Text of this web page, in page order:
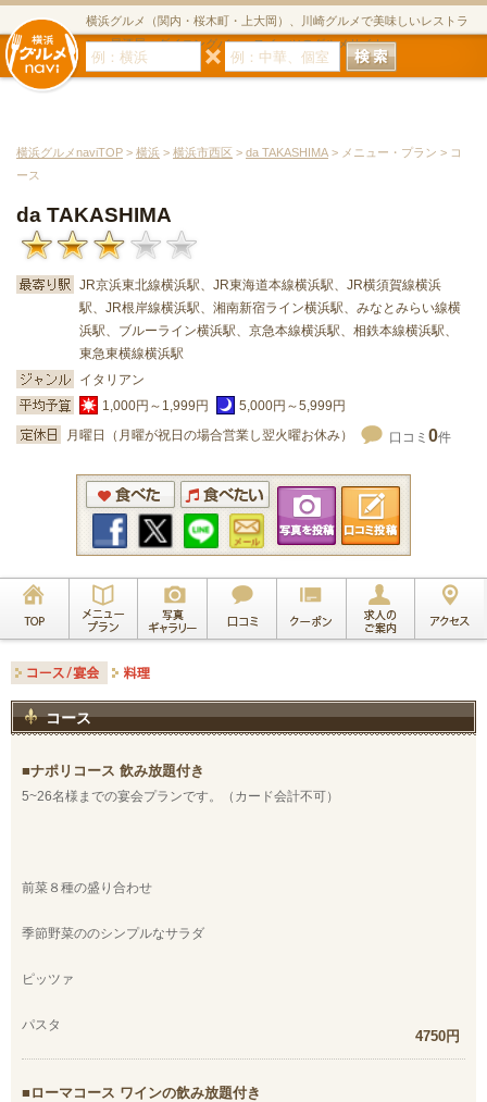
横浜グルメ（関内・桜木町・上大岡）、川崎グルメで美味しいレストラ
ン・居酒屋・ダイニングバー・スイーツのグルメサイト
横浜グルメnaviTOP > 横浜 > 横浜市西区 > da TAKASHIMA > メニュー・プラン > コ
ース
da TAKASHIMA
JR京浜東北線横浜駅、JR東海道本線横浜駅、JR横須賀線横浜
駅、JR根岸線横浜駅、湘南新宿ライン横浜駅、みなとみらい線横
浜駅、ブルーライン横浜駅、京急本線横浜駅、相鉄本線横浜駅、
東急東横線横浜駅
イタリアン
1,000円～1,999円
5,000円～5,999円
月曜日（月曜が祝日の場合営業し翌火曜お休み）
口コミ 0件
コース
ナポリコース 飲み放題付き
5~26名様までの宴会プランです。（カード会計不可）
前菜８種の盛り合わせ
季節野菜ののシンプルなサラダ
ピッツァ
パスタ
4750円
ローマコース ワインの飲み放題付き